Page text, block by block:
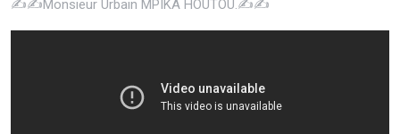
✍️✍️Monsieur Urbain MPIKA HOUTOU.✍️✍️